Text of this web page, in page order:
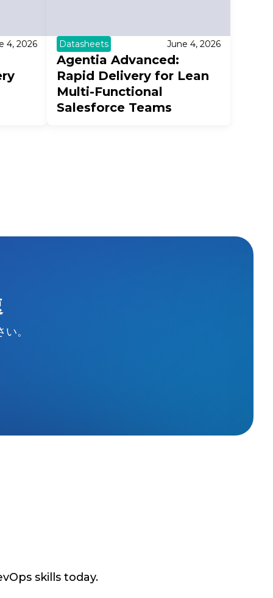
4, 2026 Datasheets June 4, 2026
Agentia Advanced:
Rapid Delivery for Lean
Multi-Functional
Salesforce Teams
。
skills today.